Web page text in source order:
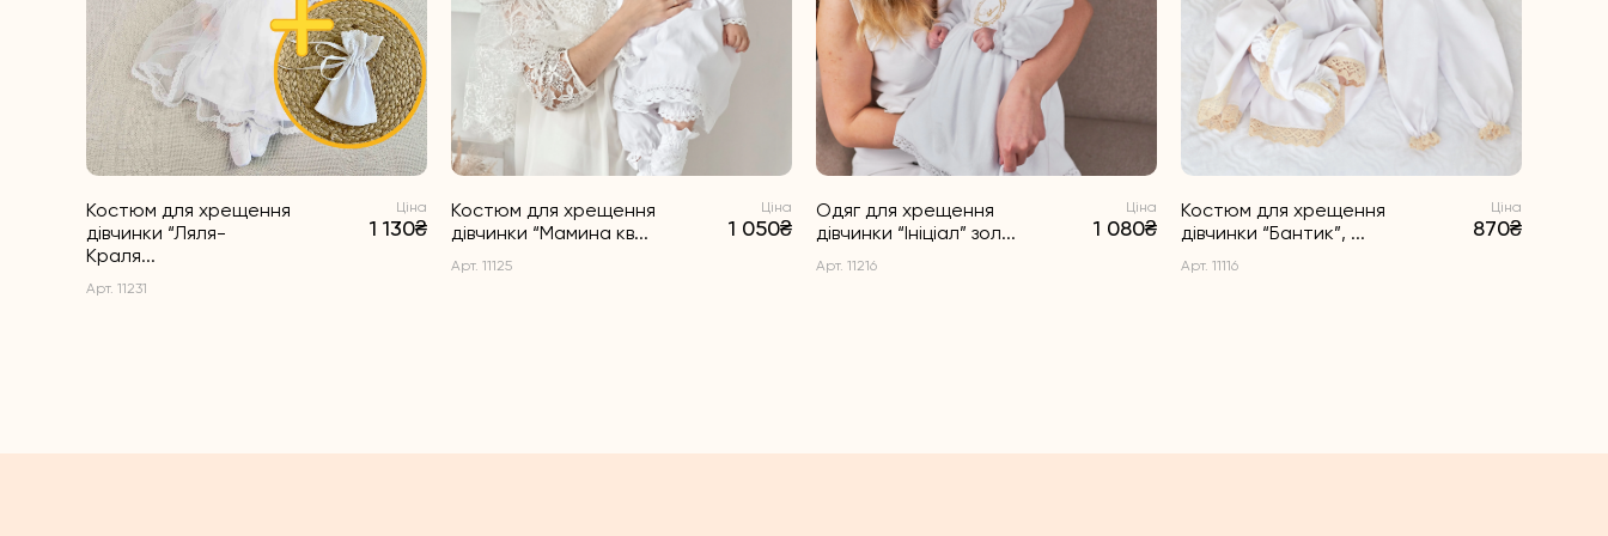
Костюм для хрещення
дівчинки “Ляля-
Краля...
Арт. 11231
Ціна
1 130₴
Костюм для хрещення
дівчинки “Мамина кв...
Арт. 11125
Ціна
1 050₴
Одяг для хрещення
дівчинки “Ініціал” зол...
Арт. 11216
Ціна
1 080₴
Костюм для хрещення
дівчинки “Бантик”, ...
Арт. 11116
Ціна
870₴